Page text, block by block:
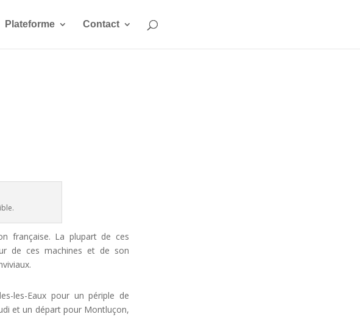
Plateforme Contact
française. La plupart de ces
de ces machines et de son
les-Eaux pour un périple de
et un départ pour Montluçon,